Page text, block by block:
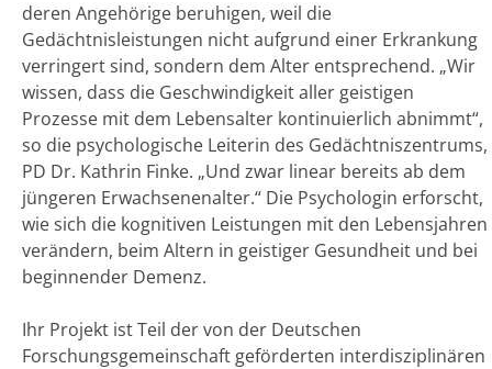
deren Angehörige beruhigen, weil die
Gedächtnisleistungen nicht aufgrund einer Erkrankung
verringert sind, sondern dem Alter entsprechend. „Wir
wissen, dass die Geschwindigkeit aller geistigen
Prozesse mit dem Lebensalter kontinuierlich abnimmt“,
so die psychologische Leiterin des Gedächtniszentrums,
PD Dr. Kathrin Finke. „Und zwar linear bereits ab dem
jüngeren Erwachsenenalter.“ Die Psychologin erforscht,
wie sich die kognitiven Leistungen mit den Lebensjahren
verändern, beim Altern in geistiger Gesundheit und bei
beginnender Demenz.
Ihr Projekt ist Teil der von der Deutschen
Forschungsgemeinschaft geförderten interdisziplinären